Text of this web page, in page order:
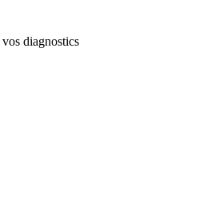
diagnostics